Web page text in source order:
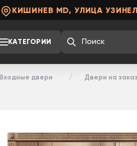
КИШИНЕВ MD, УЛИЦА
КАТЕГОРИИ
Входные двери Двери на заказ